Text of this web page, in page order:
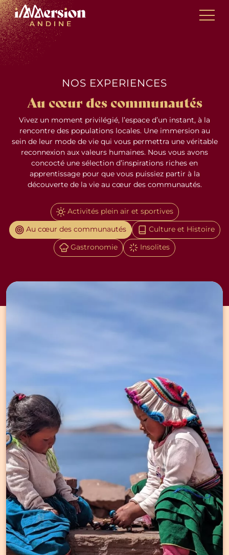
Skip
to
content
NOS EXPERIENCES
Au cœur des communautés
Vivez un moment privilégié, l’espace d’un instant, à la
rencontre des populations locales. Une immersion au
sein de leur mode de vie qui vous permettra une véritable
reconnexion aux valeurs humaines. Nous vous avons
concocté une sélection d’inspirations riches en
apprentissage pour que vous puissiez partir à la
découverte de la vie au cœur des communautés.
Activités plein air et sportives
Au cœur des communautés
Culture et Histoire
Gastronomie
Insolites
Panneau de gestion des cookies